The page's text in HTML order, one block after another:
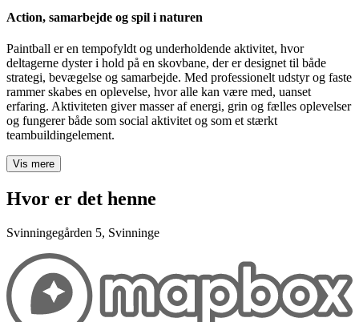
Action, samarbejde og spil i naturen
Paintball er en tempofyldt og underholdende aktivitet, hvor
deltagerne dyster i hold på en skovbane, der er designet til både
strategi, bevægelse og samarbejde. Med professionelt udstyr og faste
rammer skabes en oplevelse, hvor alle kan være med, uanset
erfaring. Aktiviteten giver masser af energi, grin og fælles oplevelser
og fungerer både som social aktivitet og som et stærkt
teambuildingelement.
Vis mere
Hvor er det henne
Svinningegården 5, Svinninge